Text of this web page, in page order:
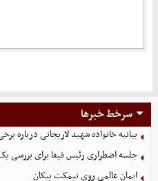
سرخط خبرها
بیانیه خانواده شهید لاریجانی درباره
جلسه اضطراری رئیس فیفا برای بررسی
ایمان عالمی روی نیمکت پیکان